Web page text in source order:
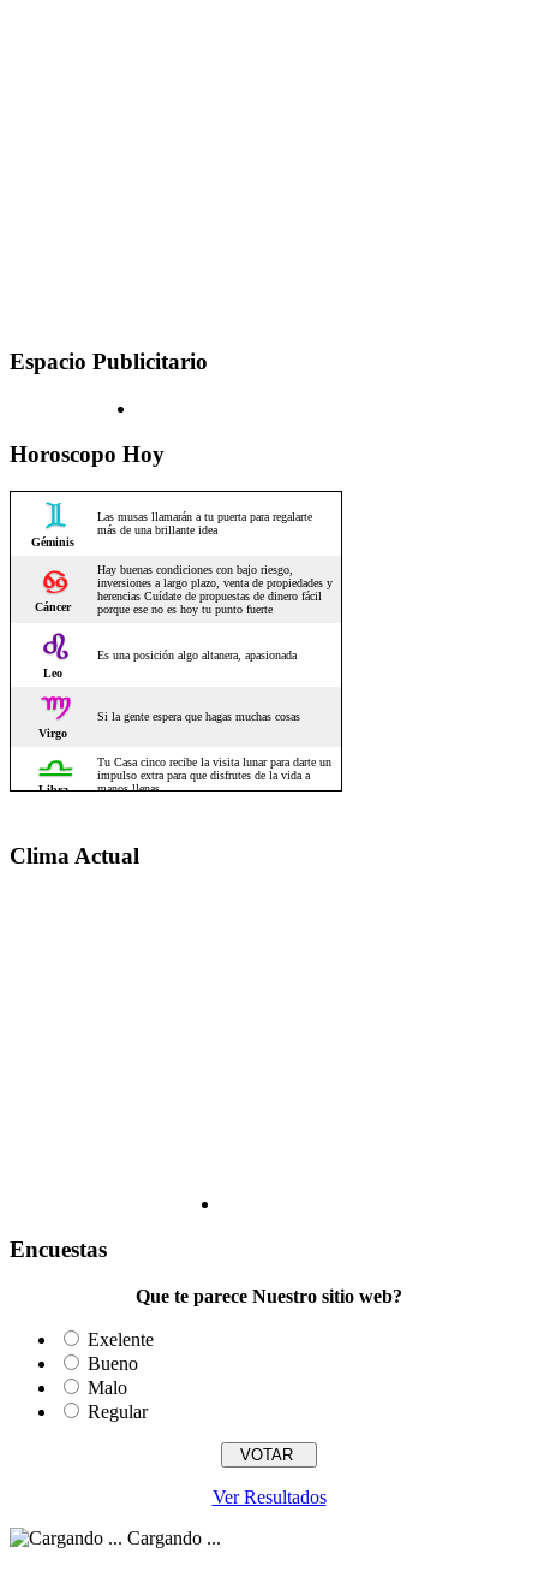
Espacio Publicitario
Horoscopo Hoy
Clima Actual
Encuestas
Que te parece Nuestro sitio web?
Exelente
Bueno
Malo
Regular
Ver Resultados
Cargando ...